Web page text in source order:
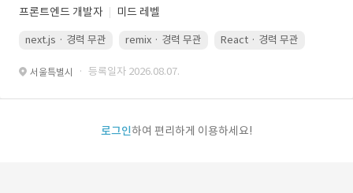
프론트엔드 개발자 미드 레벨
next.js · 경력 무관 remix · 경력 무관 React · 경력 무관
서울특별시 · 등록일자 2026.08.07.
로그인하여 편리하게 이용하세요!